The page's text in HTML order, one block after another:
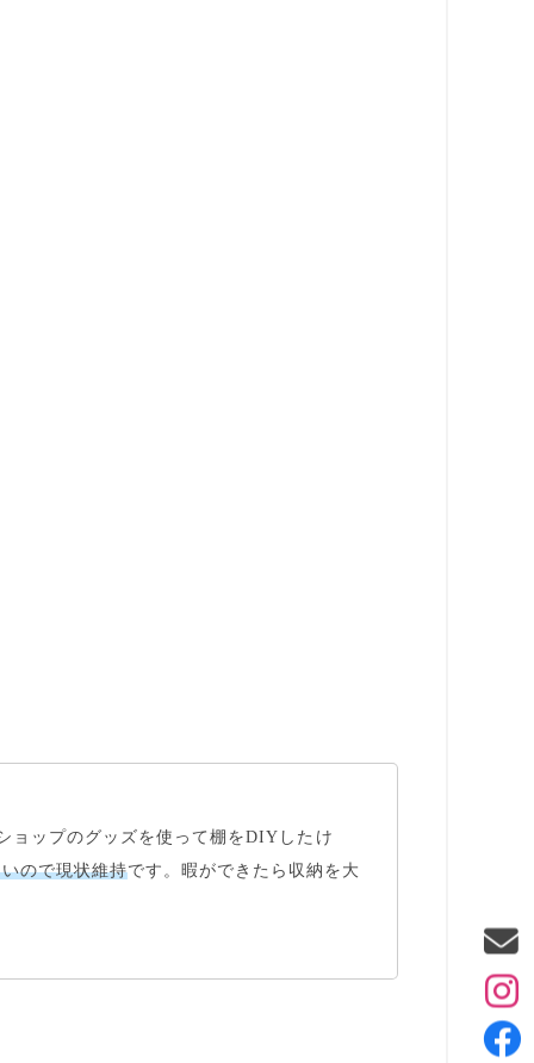
ョップのグッズを使って棚をDIYしたけ
ので現状維持です。暇ができたら収納を大